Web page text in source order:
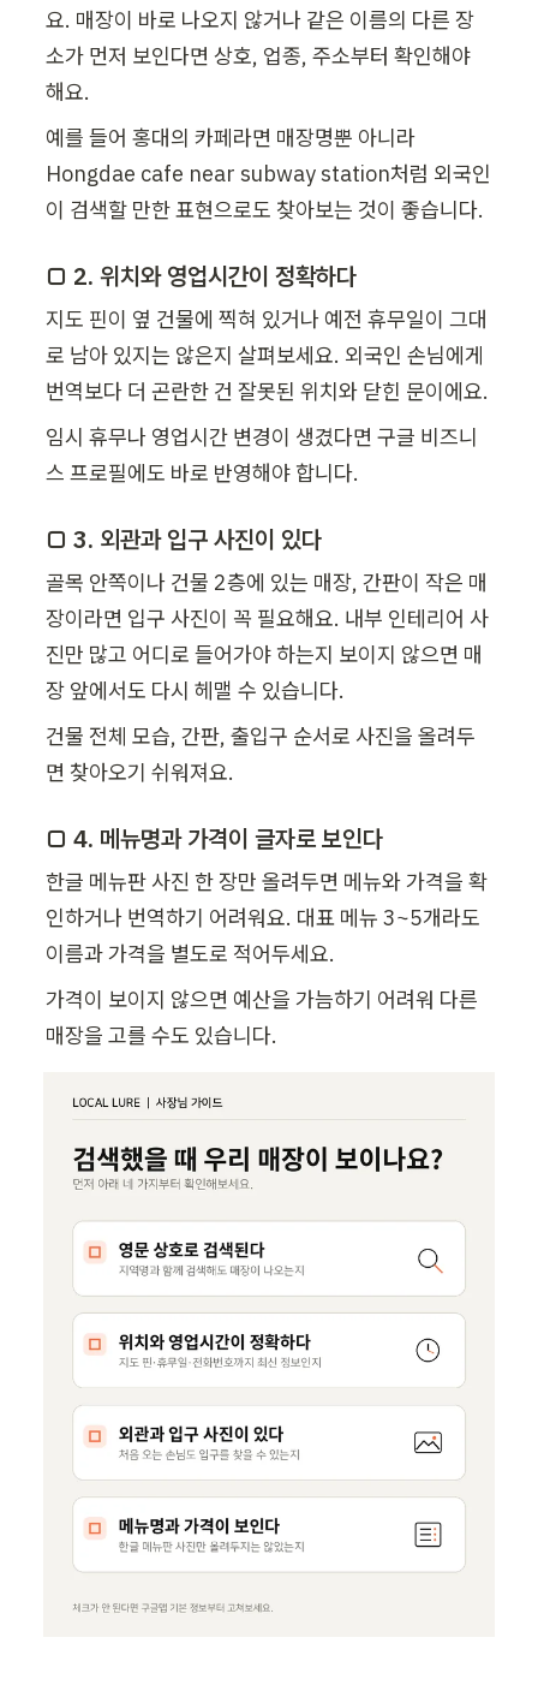
요. 매장이 바로 나오지 않거나 같은 이름의 다른 장
소가 먼저 보인다면 상호, 업종, 주소부터 확인해야
해요.
예를 들어 홍대의 카페라면 매장명뿐 아니라
Hongdae cafe near subway station처럼 외국인
이 검색할 만한 표현으로도 찾아보는 것이 좋습니다.
□ 2. 위치와 영업시간이 정확하다
지도 핀이 옆 건물에 찍혀 있거나 예전 휴무일이 그대
로 남아 있지는 않은지 살펴보세요. 외국인 손님에게
번역보다 더 곤란한 건 잘못된 위치와 닫힌 문이에요.
임시 휴무나 영업시간 변경이 생겼다면 구글 비즈니
스 프로필에도 바로 반영해야 합니다.
□ 3. 외관과 입구 사진이 있다
골목 안쪽이나 건물 2층에 있는 매장, 간판이 작은 매
장이라면 입구 사진이 꼭 필요해요. 내부 인테리어 사
진만 많고 어디로 들어가야 하는지 보이지 않으면 매
장 앞에서도 다시 헤맬 수 있습니다.
건물 전체 모습, 간판, 출입구 순서로 사진을 올려두
면 찾아오기 쉬워져요.
□ 4. 메뉴명과 가격이 글자로 보인다
한글 메뉴판 사진 한 장만 올려두면 메뉴와 가격을 확
인하거나 번역하기 어려워요. 대표 메뉴 3~5개라도
이름과 가격을 별도로 적어두세요.
가격이 보이지 않으면 예산을 가늠하기 어려워 다른
매장을 고를 수도 있습니다.